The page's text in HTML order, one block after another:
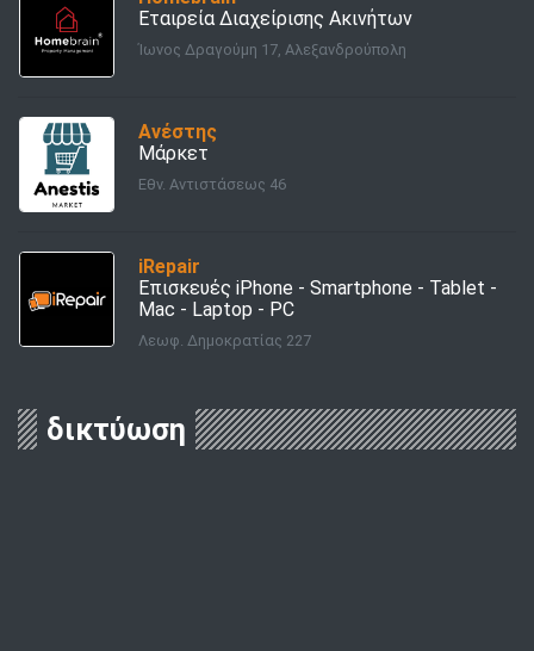
Εταιρεία Διαχείρισης Ακινήτων
Ίωνος Δραγούμη 17, Αλεξανδρούπολη
Ανέστης
Μάρκετ
Εθν. Αντιστάσεως 46
iRepair
Επισκευές iPhone - Smartphone - Tablet -
Mac - Laptop - PC
Λεωφ. Δημοκρατίας 227
δικτύωση